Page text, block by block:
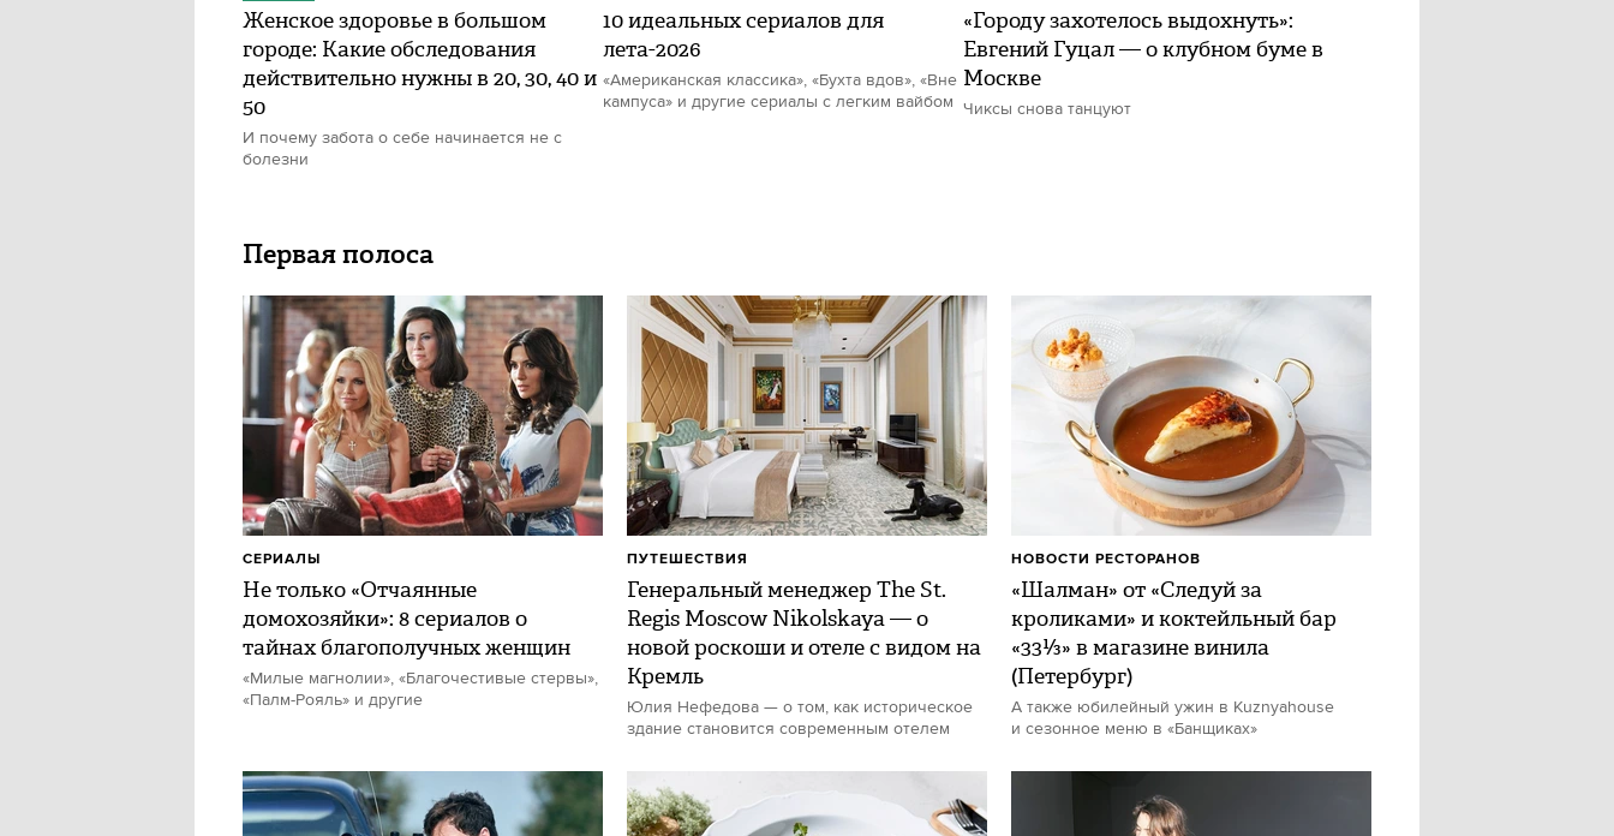
Женское здоровье в большом
городе: Какие обследования
действительно нужны в 20, 30, 40 и
50
И почему забота о себе начинается не с
болезни
10 идеальных сериалов для
лета-2026
«Американская классика», «Бухта вдов», «Вне
кампуса» и другие сериалы с легким вайбом
«Городу захотелось выдохнуть»:
Евгений Гуцал — о клубном буме в
Москве
Чиксы снова танцуют
Первая полоса
Не только «Отчаянные
домохозяйки»: 8 сериалов о
тайнах благополучных женщин
«Милые магнолии», «Благочестивые стервы»,
«Палм-Рояль» и другие
СЕРИАЛЫ
Генеральный менеджер The St.
Regis Moscow Nikolskaya — о
новой роскоши и отеле с видом на
Кремль
Юлия Нефедова — о том, как историческое
здание становится современным отелем
ПУТЕШЕСТВИЯ
«Шалман» от «Следуй за
кроликами» и коктейльный бар
«33⅓» в магазине винила
(Петербург)
А также юбилейный ужин в Kuznyahouse
и сезонное меню в «Банщиках»
НОВОСТИ РЕСТОРАНОВ